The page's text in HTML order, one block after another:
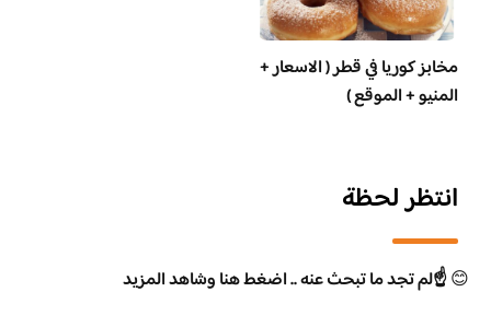
مخابز كوريا في قطر ( الاسعار +
المنيو + الموقع )
انتظر لحظة
😊☝️لم تجد ما تبحث عنه .. اضغط هنا وشاهد المزيد